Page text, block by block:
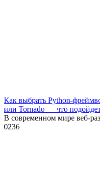
Как выбрать Python-
или Tornado — что
В современном мире веб-
0236